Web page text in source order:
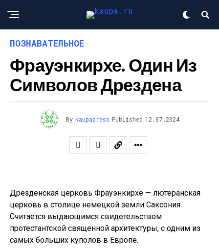
ПОЗНАВАТЕЛЬНОЕ
Фрауэнкирхе. Один Из
Символов Дрездена
By kaupapress Published 12.07.2024
Дрезденская церковь Фрауэнкирхе — лютеранская
церковь в столице немецкой земли Саксония.
Считается выдающимся свидетельством
протестантской священной архитектуры, с одним из
самых больших куполов в Европе.